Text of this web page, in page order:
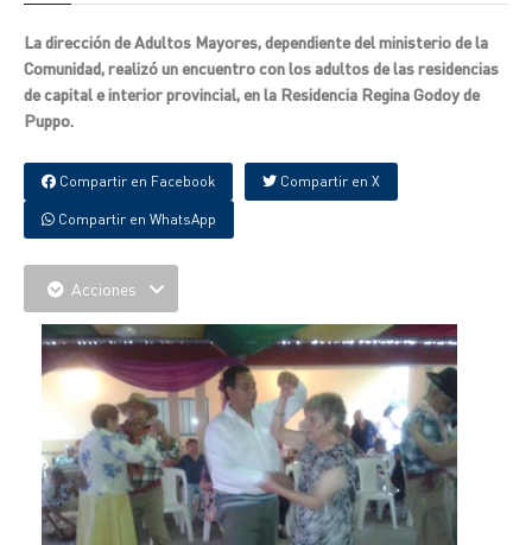
La dirección de Adultos Mayores, dependiente del ministerio de la
Comunidad, realizó un encuentro con los adultos de las residencias
de capital e interior provincial, en la Residencia Regina Godoy de
Puppo.
Compartir en Facebook Compartir en X
Compartir en WhatsApp
Acciones